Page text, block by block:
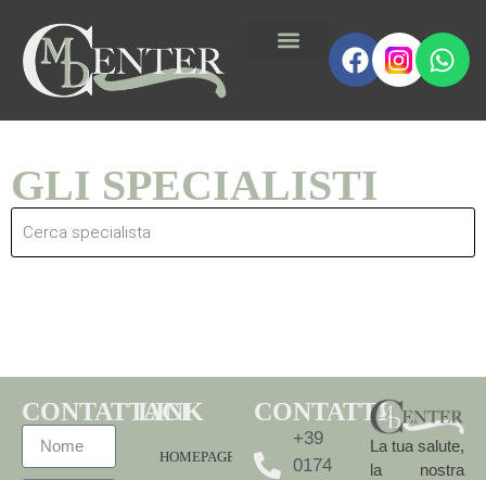
GLI SPECIALISTI
CONTATTACI
LINK
HOMEPAGE
CONTATTI
+39
0174
La tua salute,
la nostra